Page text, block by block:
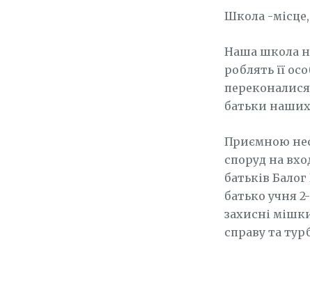
Школа -місце,
Наша школа
роблять її
батьки
Приємною
споруд на
батьків
батько учня
захисні
справу та